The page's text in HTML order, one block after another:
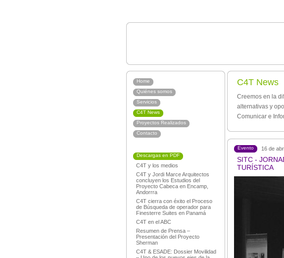
Home
Quiénes somos
Servicios
C4T News
Proyectos Realizados
Contacto
Descargas en PDF
C4T y los medios
C4T y Jordi Marce Arquitectos
concluyen los Estudios del
Proyecto Cabeca en Encamp,
Andorrra
C4T cierra con éxito el Proceso
de Búsqueda de operador para
Finesterre Suites en Panamá
C4T en el ABC
Resumen de Prensa –
Presentación del Proyecto
Sherman
C4T & ESADE: Dossier Movilidad
C4T News
Creemos en la
alternativas y
Comunicar e
Evento 16 de
SITC -
TURÍSTICA